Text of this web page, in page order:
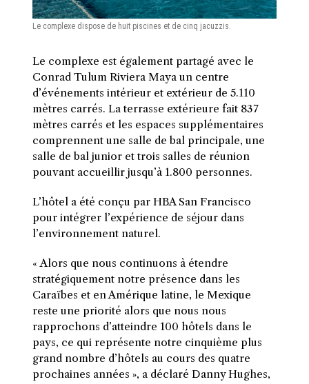
Le complexe dispose de huit piscines et de cinq jacuzzis.
Le complexe est également partagé avec le
Conrad Tulum Riviera Maya un centre
d’événements intérieur et extérieur de 5.110
mètres carrés. La terrasse extérieure fait 837
mètres carrés et les espaces supplémentaires
comprennent une salle de bal principale, une
salle de bal junior et trois salles de réunion
pouvant accueillir jusqu’à 1.800 personnes.
L’hôtel a été conçu par HBA San Francisco
pour intégrer l’expérience de séjour dans
l’environnement naturel.
« Alors que nous continuons à étendre
stratégiquement notre présence dans les
Caraïbes et en Amérique latine, le Mexique
reste une priorité alors que nous nous
rapprochons d’atteindre 100 hôtels dans le
pays, ce qui représente notre cinquième plus
grand nombre d’hôtels au cours des quatre
prochaines années », a déclaré Danny Hughes,